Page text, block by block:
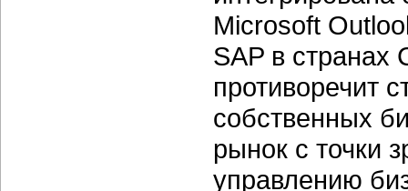
Microsoft
SAP в
противоречит
собственных
рынок с точки
управлению